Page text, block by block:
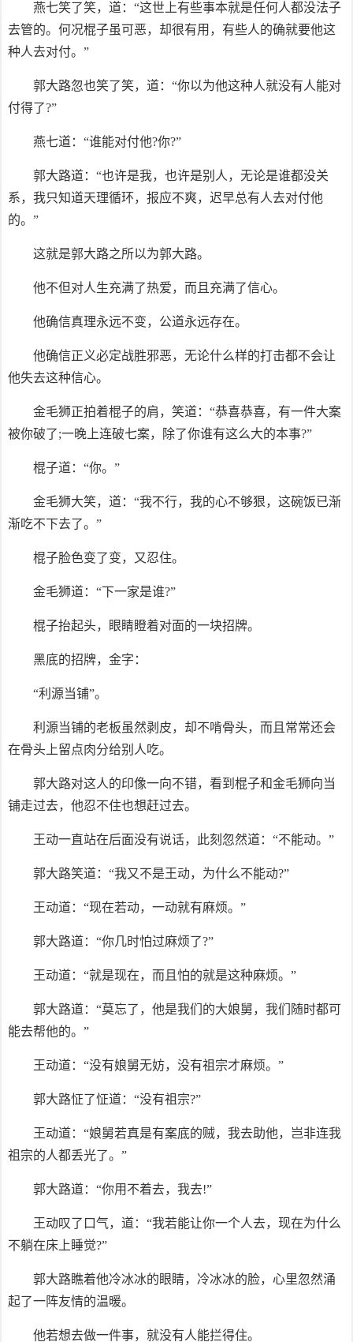
燕七笑了笑，道：“这世上有些事本就是任何人都没法子
去管的。何况棍子虽可恶，却很有用，有些人的确就要他这
种人去对付。”
郭大路忽也笑了笑，道：“你以为他这种人就没有人能对
付得了?”
燕七道：“谁能对付他?你?”
郭大路道：“也许是我，也许是别人，无论是谁都没关
系，我只知道天理循环，报应不爽，迟早总有人去对付他
的。”
这就是郭大路之所以为郭大路。
他不但对人生充满了热爱，而且充满了信心。
他确信真理永远不变，公道永远存在。
他确信正义必定战胜邪恶，无论什么样的打击都不会让
他失去这种信心。
金毛狮正拍着棍子的肩，笑道：“恭喜恭喜，有一件大案
被你破了;一晚上连破七案，除了你谁有这么大的本事?”
棍子道：“你。”
金毛狮大笑，道：“我不行，我的心不够狠，这碗饭已渐
渐吃不下去了。”
棍子脸色变了变，又忍住。
金毛狮道：“下一家是谁?”
棍子抬起头，眼睛瞪着对面的一块招牌。
黑底的招牌，金字：
“利源当铺”。
利源当铺的老板虽然剥皮，却不啃骨头，而且常常还会
在骨头上留点肉分给别人吃。
郭大路对这人的印像一向不错，看到棍子和金毛狮向当
铺走过去，他忍不住也想赶过去。
王动一直站在后面没有说话，此刻忽然道：“不能动。”
郭大路笑道：“我又不是王动，为什么不能动?”
王动道：“现在若动，一动就有麻烦。”
郭大路道：“你几时怕过麻烦了?”
王动道：“就是现在，而且怕的就是这种麻烦。”
郭大路道：“莫忘了，他是我们的大娘舅，我们随时都可
能去帮他的。”
王动道：“没有娘舅无妨，没有祖宗才麻烦。”
郭大路怔了怔道：“没有祖宗?”
王动道：“娘舅若真是有案底的贼，我去助他，岂非连我
祖宗的人都丢光了。”
郭大路道：“你用不着去，我去!”
王动叹了口气，道：“我若能让你一个人去，现在为什么
不躺在床上睡觉?”
郭大路瞧着他冷冰冰的眼睛，冷冰冰的脸，心里忽然涌
起了一阵友情的温暖。
他若想去做一件事，就没有人能拦得住。